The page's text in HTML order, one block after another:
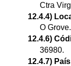
Ctra
12.4.4)
O Grove.
12.4.6)
36980.
12.4.7)